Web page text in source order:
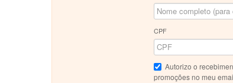
CPF
Autorizo o
promoções no meu